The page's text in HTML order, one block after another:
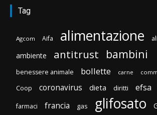
Tag
Agcom Aifa alimentazione
ambiente antitrust bambini
benessere animale bollette carne
Coop coronavirus dieta diritti efsa
farmaci francia gas glifosato